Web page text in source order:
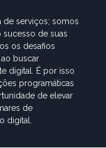
de serviços; somos
de suas
os desafios
buscar
digital. É por isso
programáticas
de elevar
de
digital.